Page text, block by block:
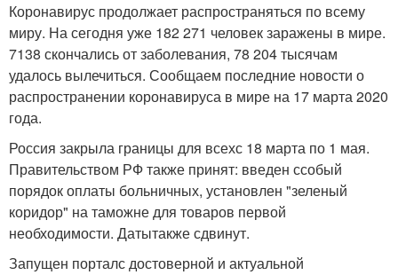
Коронавирус продолжает распространяться по всему
миру. На сегодня уже 182 271 человек заражены в мире.
7138 скончались от заболевания, 78 204 тысячам
удалось вылечиться. Сообщаем последние новости о
распространении коронавируса в мире на 17 марта 2020
года.
Россия закрыла границы для всехс 18 марта по 1 мая.
Правительством РФ также принят: введен ссобый
порядок оплаты больничных, установлен "зеленый
коридор" на таможне для товаров первой
необходимости. Датытакже сдвинут.
Запущен порталс достоверной и актуальной